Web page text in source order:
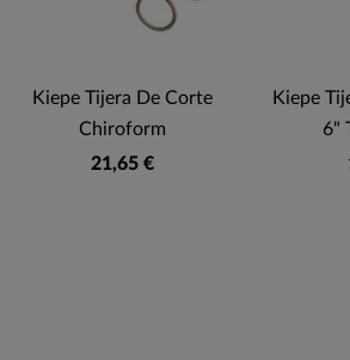
Kiepe Tijera De Corte
Chiroform
21,65 €
Kiepe
6"